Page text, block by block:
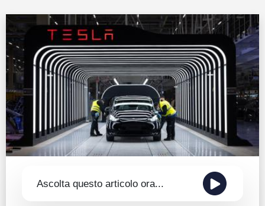
Ascolta questo articolo ora...